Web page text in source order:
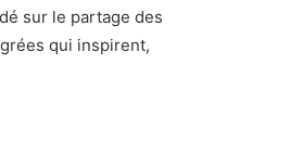
sur le partage des
qui inspirent,